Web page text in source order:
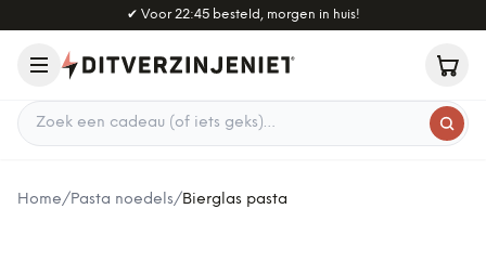
Naar hoofdinhoud
✔ Voor 22:45 besteld, morgen in huis!
Zoek een cadeau
Home/Pasta noedels/Bierglas pasta